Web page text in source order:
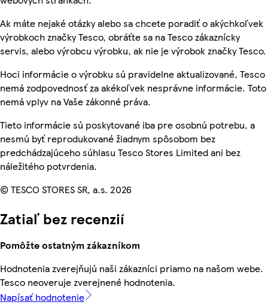
Ak máte nejaké otázky alebo sa chcete poradiť o akýchkoľvek
výrobkoch značky Tesco, obráťte sa na Tesco zákaznícky
servis, alebo výrobcu výrobku, ak nie je výrobok značky Tesco.
Hoci informácie o výrobku sú pravidelne aktualizované, Tesco
nemá zodpovednosť za akékoľvek nesprávne informácie. Toto
nemá vplyv na Vaše zákonné práva.
Tieto informácie sú poskytované iba pre osobnú potrebu, a
nesmú byť reprodukované žiadnym spôsobom bez
predchádzajúceho súhlasu Tesco Stores Limited ani bez
náležitého potvrdenia.
© TESCO STORES SR, a.s. 2026
Zatiaľ bez recenzií
Pomôžte ostatným zákazníkom
Hodnotenia zverejňujú naši zákazníci priamo na našom webe.
Tesco neoveruje zverejnené hodnotenia.
Napísať hodnotenie